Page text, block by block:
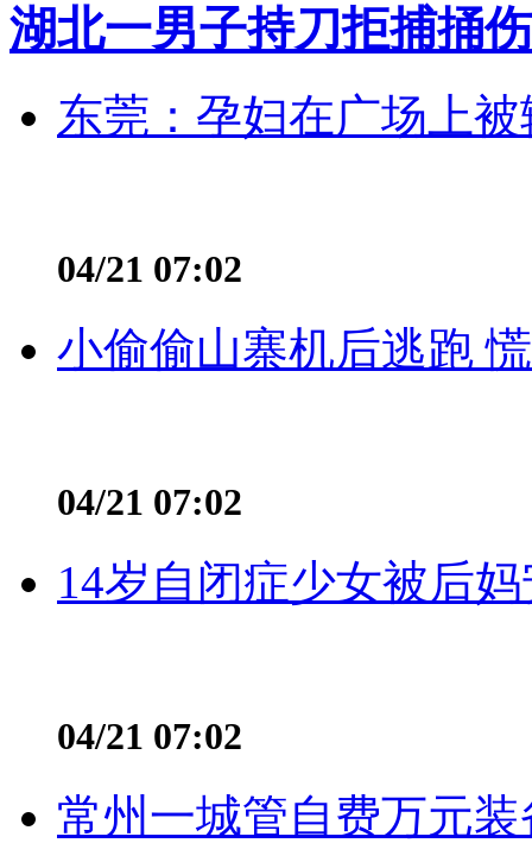
湖北一男子持刀拒捕捅
东莞：孕妇在广场上
04/21 07:02
小偷偷山寨机后逃跑
04/21 07:02
14岁自闭症少女被后
04/21 07:02
常州一城管自费万元